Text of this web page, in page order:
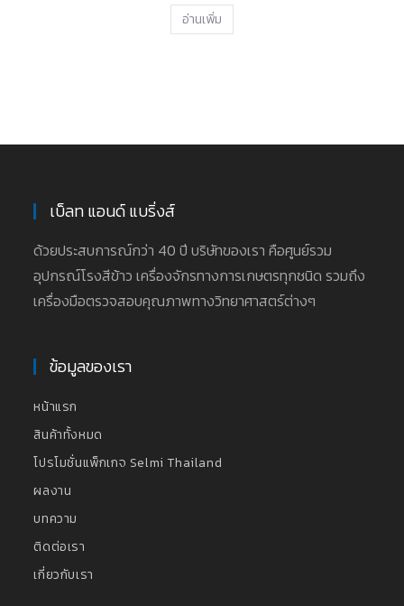
อ่านเพิ่ม
เบ็ลท แอนด์ แบริ่งส์
ด้วยประสบการณ์กว่า 40 ปี บริษัทของเรา คือศูนย์รวม
อุปกรณ์โรงสีข้าว เครื่องจักรทางการเกษตรทุกชนิด รวมถึง
เครื่องมือตรวจสอบคุณภาพทางวิทยาศาสตร์ต่างๆ
ข้อมูลของเรา
หน้าแรก
สินค้าทั้งหมด
โปรโมชั่นแพ็กเกจ Selmi Thailand
ผลงาน
บทความ
ติดต่อเรา
เกี่ยวกับเรา